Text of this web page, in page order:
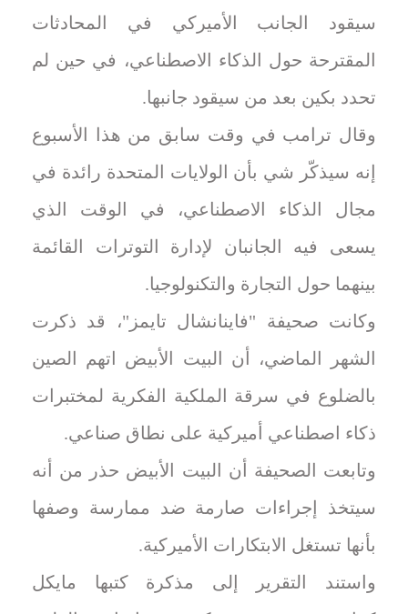
سيقود الجانب الأميركي في المحادثات
المقترحة حول الذكاء الاصطناعي، في ⁠حين ‌لم
تحدد بكين بعد من ⁠سيقود جانبها.
وقال ⁠ترامب في وقت سابق من هذا الأسبوع
إنه سيذكّر شي بأن الولايات المتحدة رائدة في
مجال الذكاء الاصطناعي، في الوقت الذي
يسعى فيه الجانبان ‌لإدارة التوترات القائمة
بينهما حول التجارة والتكنولوجيا.
وكانت صحيفة "فاينانشال ⁠تايمز"، قد ذكرت
الشهر الماضي، أن البيت الأبيض اتهم الصين
بالضلوع في ‌سرقة الملكية الفكرية لمختبرات
ذكاء اصطناعي ‌أميركية ‌على نطاق صناعي.
وتابعت الصحيفة أن البيت الأبيض حذر من أنه
سيتخذ ‌إجراءات صارمة ‌ضد ⁠ممارسة وصفها
بأنها تستغل الابتكارات الأميركية.
واستند ⁠التقرير ‌إلى مذكرة كتبها ⁠مايكل